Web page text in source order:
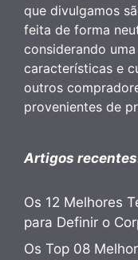
que divulgamos
feita de forma
considerando
características e
outros
provenientes de
Artigos
Os 12 Melhores
para Definir o
Os Top 08